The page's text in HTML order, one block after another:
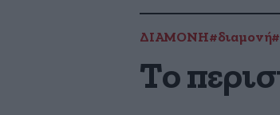
ΔΙΑΜΟΝΗ#διαμονή
Το